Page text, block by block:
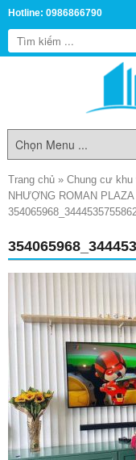
Hotline: 0986866790
Trang chủ » Chung cư
NHƯỢNG ROMAN